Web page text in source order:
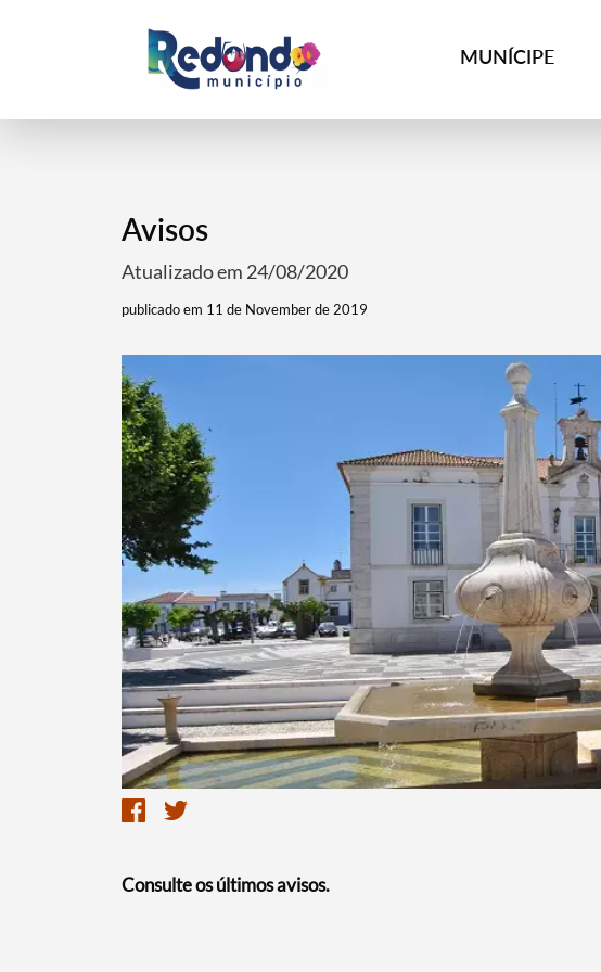
MUNÍCIPE
Termo de Pesquisa
Categorias gerais
Avisos
Atualizado em 24/08/2020
publicado em 11 de November de 2019
Consulte os últimos avisos.